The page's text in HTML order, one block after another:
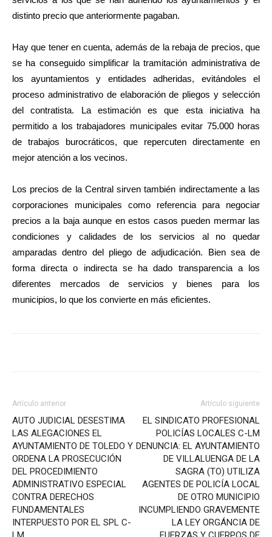
distinto precio que anteriormente pagaban.
Hay que tener en cuenta, además de la rebaja de precios, que
se ha conseguido simplificar la tramitación administrativa de
los ayuntamientos y entidades adheridas, evitándoles el
proceso administrativo de elaboración de pliegos y selección
del contratista. La estimación es que esta iniciativa ha
permitido a los trabajadores municipales evitar 75.000 horas
de trabajos burocráticos, que repercuten directamente en
mejor atención a los vecinos.
Los precios de la Central sirven también indirectamente a las
corporaciones municipales como referencia para negociar
precios a la baja aunque en estos casos pueden mermar las
condiciones y calidades de los servicios al no quedar
amparadas dentro del pliego de adjudicación. Bien sea de
forma directa o indirecta se ha dado transparencia a los
diferentes mercados de servicios y bienes para los
municipios, lo que los convierte en más eficientes.
Artículo anterior
AUTO JUDICIAL DESESTIMA
LAS ALEGACIONES EL
AYUNTAMIENTO DE TOLEDO Y
ORDENA LA PROSECUCIÓN
DEL PROCEDIMIENTO
ADMINISTRATIVO ESPECIAL
CONTRA DERECHOS
FUNDAMENTALES
INTERPUESTO POR EL SPL C-
Artículo siguiente
EL SINDICATO PROFESIONAL
POLICÍAS LOCALES C-LM
DENUNCIA: EL AYUNTAMIENTO
DE VILLALUENGA DE LA
SAGRA (TO) UTILIZA
AGENTES DE POLICÍA LOCAL
DE OTRO MUNICIPIO
INCUMPLIENDO GRAVEMENTE
LA LEY ORGÁNCIA DE